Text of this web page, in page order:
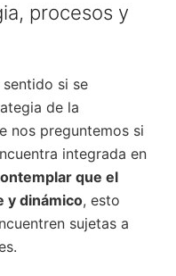
procesos y
si se
de la
nos preguntemos si
integrada en
que el
y dinámico, esto
sujetas a